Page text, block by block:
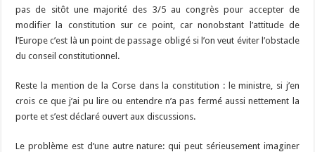
pas de sitôt une majorité des 3/5 au congrès pour accepter de
modifier la constitution sur ce point, car nonobstant l’attitude de
l’Europe c’est là un point de passage obligé si l’on veut éviter l’obstacle
du conseil constitutionnel.
Reste la mention de la Corse dans la constitution : le ministre, si j’en
crois ce que j’ai pu lire ou entendre n’a pas fermé aussi nettement la
porte et s’est déclaré ouvert aux discussions.
Le problème est d’une autre nature: qui peut sérieusement imaginer